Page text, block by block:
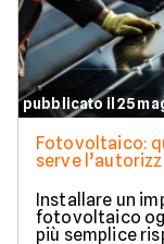
pubblicato il 25
Fotovoltaico:
serve
Installare un
fotovoltaico
più semplice